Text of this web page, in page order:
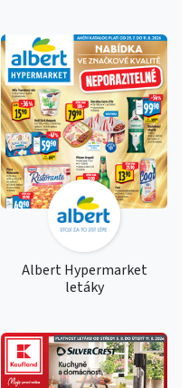
Albert Hypermarket
letáky